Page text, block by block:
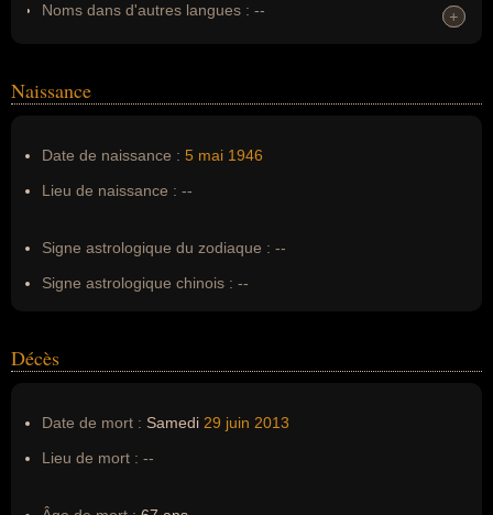
Noms dans d'autres langues : --
Nom de famille :Kelly
+
+
Naissance
Date de naissance : 5 mai 1946
Lieu de naissance : --
Signe astrologique du zodiaque : --
Signe astrologique chinois : --
Décès
Date de mort : Samedi 29 juin 2013
Lieu de mort : --